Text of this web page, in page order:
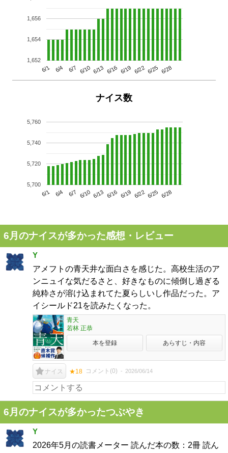
6/1 6/4 6/7 6/10 6/13 6/16 6/19 6/22 6/25 6/28
1,652
1,654
1,656
ナイス数
6/1 6/4 6/7 6/10 6/13 6/16 6/19 6/22 6/25 6/28
5,700
5,720
5,740
5,760
6月のナイスが多かった感想・レビュー
Y
アメフトの青天井な面白さを感じた。高校生活のア
ンニュイな気だるさと、好きなものに傾倒し過ぎる
純粋さが溶け込まれてた夏らしいし作品だった。ア
イシールド21を読みたくなった。
青天
若林 正恭
本を登録 あらすじ・内容
ナイス ★18 コメント(0) 2026/06/14
6月のナイスが多かったつぶやき
Y
2026年5月の読書メーター 読んだ本の数：2冊 読ん